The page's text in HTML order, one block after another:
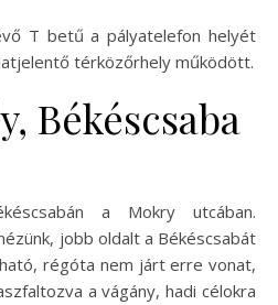
T betű a pályatelefon helyét
térközőrhely működött.
Békéscsaba
a Mokry utcában.
jobb oldalt a Békéscsabát
régóta nem járt erre vonat,
a vágány, hadi célokra